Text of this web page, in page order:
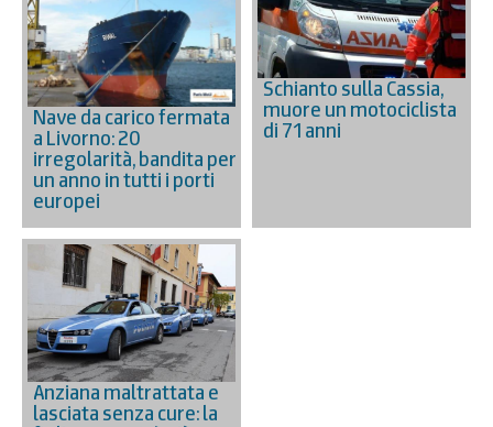
Nave da carico fermata
a Livorno: 20
irregolarità, bandita per
un anno in tutti i porti
europei
Schianto sulla Cassia,
muore un motociclista
di 71 anni
Anziana maltrattata e
lasciata senza cure: la